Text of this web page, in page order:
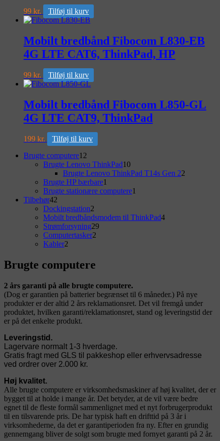
99 kr. Tilføj til kurv
Mobilt bredbånd Fibocom L830-EB
4G LTE CAT6, ThinkPad, HP
99 kr. Tilføj til kurv
Mobilt bredbånd Fibocom L850-GL
4G LTE CAT9, ThinkPad
199 kr. Tilføj til kurv
Primary
Sidebar
Widget
Area
Brugte computere12
varer
Brugte Lenovo ThinkPad1010
varer
Brugte Lenovo ThinkPad T14s Gen 22
Brugte HP bærbare1
vare
Brugte stationære computere1
Tilbehør42
varer
Dockingstation2
varer
Mobilt bredbåndsmodem til ThinkPad44
Strømforsyning2929
Computertasker2
Kabler2
Brugte computere
2 års garanti på alle brugte computere.
(Dog er garantien på batterier begrænset til 6 måneder.) På nye
produkter er der altid 2 års reklamationsret. Det vil fremgå under
produktet, hvilken garanti/reklamationsret, stand og leveringstid der
er på det enkelte produkt.
Leveringstid.
Lagervare normalt 1-3 hverdage.
Gratis fragt med GLS til pakkeshop eller erhvervsadresse
ved ordrer over 2.000 kr.
Høj kvalitet.
Alle brugte computere er virksomhedsmaskiner af høj kvalitet, der er
bygget til at holde i mange år. Det betyder, at de vil være bedre
egnet til de fleste formål sammenlignet med et nyt forbrugerprodukt
til en tilsvarende pris. De har typisk haft en drifttid på 3 år i
virksomhederne, da det er garantiperioden fra ny. Efter en grundig
gennemgang bliver de solgt som brugte med fornyet garanti på 2 år.